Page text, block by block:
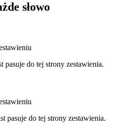
słowo
pasuje do tej strony zestawienia.
pasuje do tej strony zestawienia.